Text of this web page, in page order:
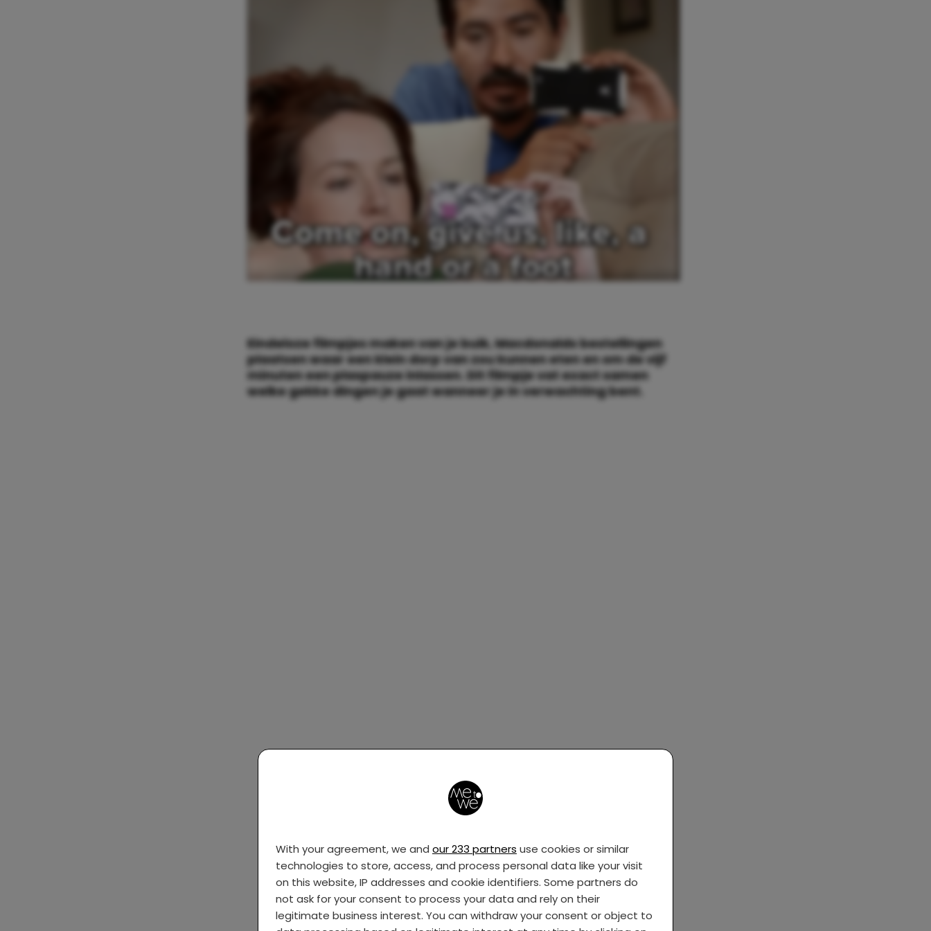
With your agreement, we and our 233 partners use cookies or similar
technologies to store, access, and process personal data like your visit
on this website, IP addresses and cookie identifiers. Some partners do
not ask for your consent to process your data and rely on their
legitimate business interest. You can withdraw your consent or object to
Eindeloze filmpjes maken van je buik, Macdonalds bestellingen
plaatsen waar een klein dorp van zou kunnen eten en om de vijf
minuten een plaspauze inlassen. Dit filmpje vat exact samen
welke gekke dingen je gaat wanneer je in verwachting bent.